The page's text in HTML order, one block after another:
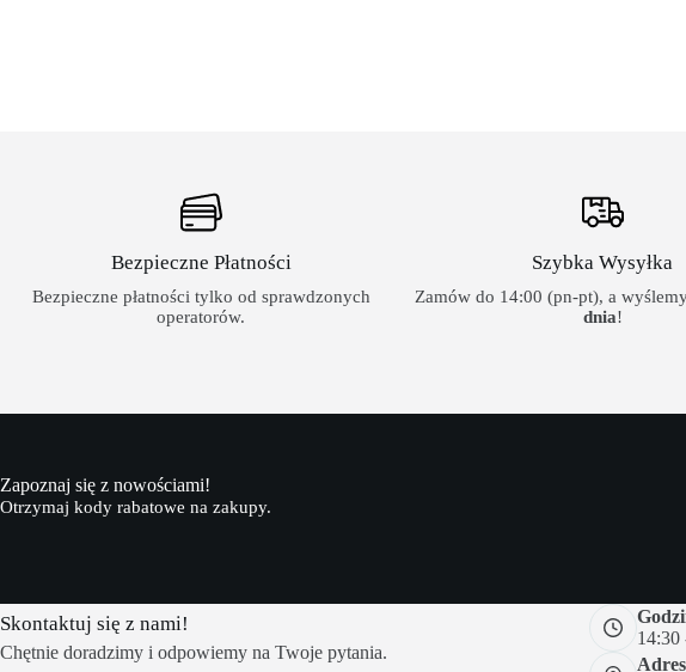
Bezpieczne Płatności
Bezpieczne płatności tylko od sprawdzonych
operatorów.
Szybka Wysyłka
Zamów do 14:00 (pn-pt), a
dnia!
Zapoznaj się z nowościami!
Otrzymaj kody rabatowe na zakupy.
Skontaktuj się z nami!
Chętnie doradzimy i odpowiemy na Twoje pytania.
14:30